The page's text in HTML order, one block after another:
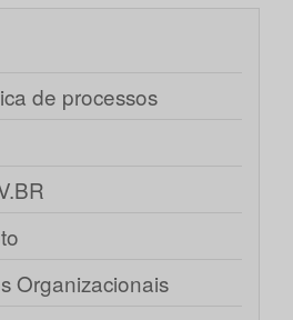
de processos
Organizacionais